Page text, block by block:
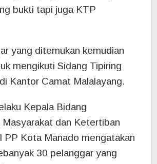
bukti tapi juga KTP
yang ditemukan kemudian
mengikuti Sidang Tipiring
Kantor Camat Malalayang.
Kepala Bidang
dan Ketertiban
PP Kota Manado mengatakan
30 pelanggar yang